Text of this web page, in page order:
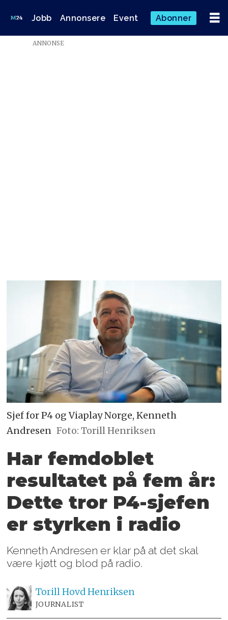
Jobb Annonsere Event Abonner
ANNONSE
Sjef for P4 og Viaplay Norge, Kenneth
Andresen Foto: Torill Henriksen
Har femdoblet
resultatet på fem år:
Dette tror P4-sjefen
er styrken i radio
Kenneth Andresen er klar på at det skal
være kjøtt og blod på radio.
Torill HovdHenriksen
JOURNALIST